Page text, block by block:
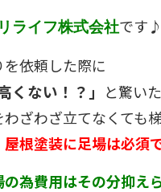
ライフ株式会社です♪
依頼した際に
くない！？」 と驚い
ざわざ立てなくても
屋根塗装に足場は必須
為費用はその分抑え